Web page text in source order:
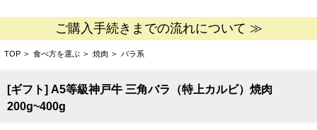
ご購入手続きまでの流れについて ≫
TOP > 食べ方を選ぶ > 焼肉 > バラ系
[ギフト] A5等級神戸牛 三角バラ（特上カルビ）焼肉
200g~400g